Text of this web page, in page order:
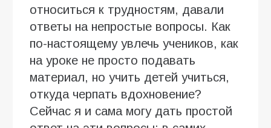
относиться к трудностям, давали
ответы на непростые вопросы. Как
по-настоящему увлечь учеников, как
на уроке не просто подавать
материал, но учить детей учиться,
откуда черпать вдохновение?
Сейчас я и сама могу дать простой